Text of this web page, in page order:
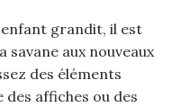
grandit, il est
savane aux nouveaux
des éléments
affiches ou des